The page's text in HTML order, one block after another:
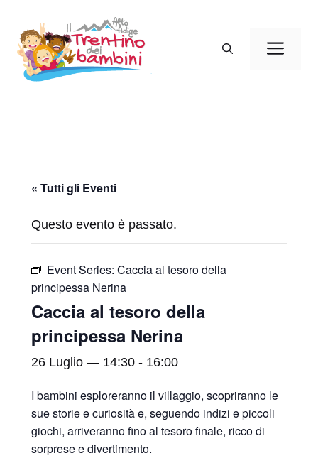
contenuto
« Tutti gli Eventi
Questo evento è passato.
Event Series: Caccia al tesoro della
principessa Nerina
Caccia al tesoro della
principessa Nerina
26 Luglio — 14:30 - 16:00
I bambini esploreranno il villaggio, scopriranno le
sue storie e curiosità e, seguendo indizi e piccoli
giochi, arriveranno fino al tesoro finale, ricco di
sorprese e divertimento.